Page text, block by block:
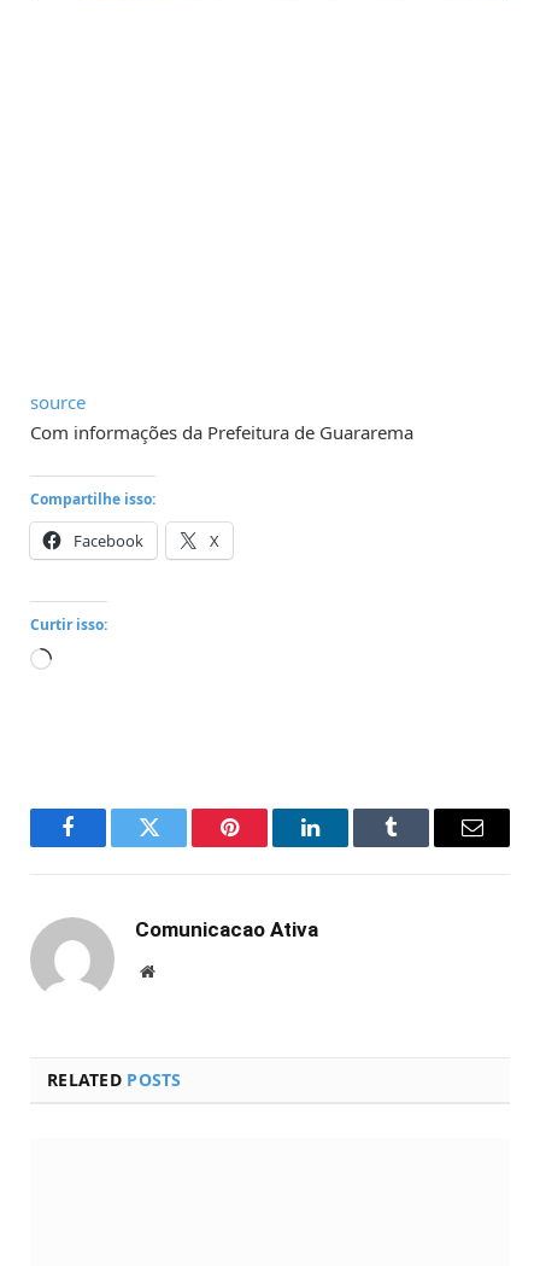
source
Com informações da Prefeitura de Guararema
Compartilhe isso:
Facebook X
Curtir isso:
Carregando...
FacebookTwitter Pinterest LinkedInTumblr Email
Comunicacao Ativa
Website
RELATED POSTS